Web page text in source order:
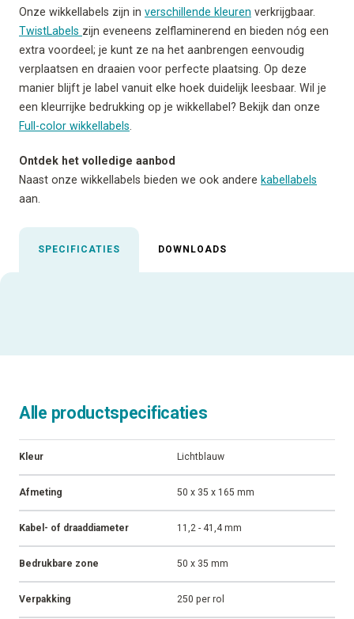
Onze wikkellabels zijn in verschillende kleuren verkrijgbaar.
TwistLabels zijn eveneens zelflaminerend en bieden nóg een
extra voordeel; je kunt ze na het aanbrengen eenvoudig
verplaatsen en draaien voor perfecte plaatsing. Op deze
manier blijft je label vanuit elke hoek duidelijk leesbaar. Wil je
een kleurrijke bedrukking op je wikkellabel? Bekijk dan onze
Full-color wikkellabels
Ontdek het volledige aanbod
Naast onze wikkellabels bieden we ook andere kabellabels
aan.
SPECIFICATIES DOWNLOADS
Alle productspecificaties
Kleur Lichtblauw
Afmeting 50 x 35 x 165 mm
Kabel- of draaddiameter 11,2 - 41,4 mm
Bedrukbare zone 50 x 35 mm
Verpakking 250 per rol